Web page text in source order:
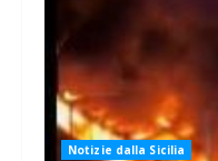
Notizie dalla Sicilia